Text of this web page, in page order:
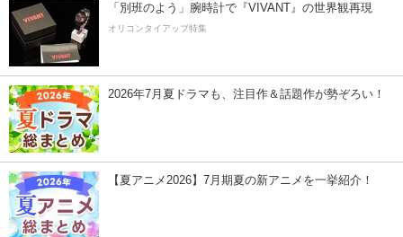
「別班のよう」腕時計で『VIVANT』の世界観再現
オリコンタイアップ特集
2026年7月夏ドラマも、注目作＆話題作が勢ぞろい！
【夏アニメ2026】7月期夏の新アニメを一挙紹介！